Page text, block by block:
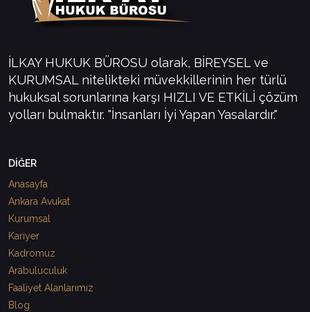
İLKAY HUKUK BÜROSU olarak, BİREYSEL ve
KURUMSAL nitelikteki müvekkillerinin her türlü
hukuksal sorunlarına karşı HIZLI VE ETKİLİ çözüm
yolları bulmaktır. "İnsanları İyi Yapan Yasalardır."
DİĞER
Anasayfa
Ankara Avukat
Kurumsal
Kariyer
Kadromuz
Arabuluculuk
Faaliyet Alanlarımız
Blog